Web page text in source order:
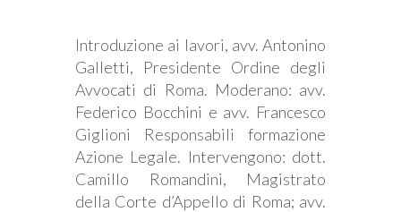
Introduzione ai lavori, avv. Antonino
Galletti, Presidente Ordine degli
Avvocati di Roma. Moderano: avv.
Federico Bocchini e avv. Francesco
Giglioni Responsabili formazione
Azione Legale. Intervengono: dott.
Camillo Romandini, Magistrato
della Corte d’Appello di Roma; avv.